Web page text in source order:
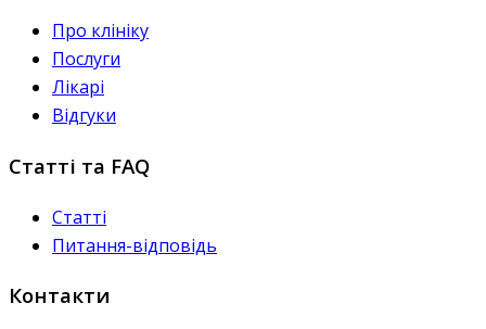
Про клініку
Послуги
Лікарі
Відгуки
Статті та FAQ
Статті
Питання-відповідь
Контакти